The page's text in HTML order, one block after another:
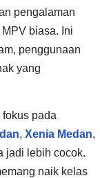
pengalaman
biasa. Ini
penggunaan
yang
pada
,Xenia Medan,
jadi lebih cocok.
naik kelas